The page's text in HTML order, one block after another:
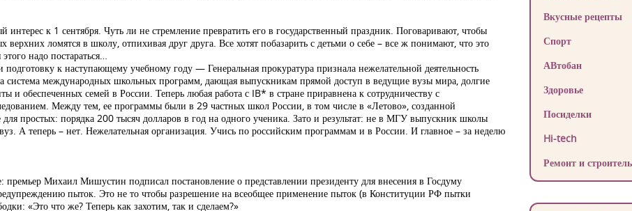
к 1 сентября. Чуть ли не стремление превратить его в государственный праздник. Поговаривают, чтобы
ломятся в школу, отпихивая друг друга. Все хотят побазарить с детьми о себе – все ж понимают, что это
надо постараться…
к наступающему учебному году — Генеральная прокуратура признала нежелательной деятельность
международных школьных программ, дающая выпускникам прямой доступ в ведущие вузы мира, долгие
обеспеченных семей в России. Теперь любая работа с IB* в стране приравнена к сотрудничеству с
Между тем, ее программы были в 29 частных школ России, в том числе в «Летово», созданной
простых: порядка 200 тысяч долларов в год на одного ученика. Зато и результат: не в МГУ выпускник школы
А теперь – нет. Нежелательная организация. Учись по российским программам и в России. И главное – за неделю
Михаил Мишустин подписал постановление о представлении президенту для внесения в Госдуму
пыток. Это не то чтобы разрешение на всеобщее применение пыток (в Конституции РФ пытки
«Это что же? Теперь как захотим, так и сделаем?»
Вкусные рецепты
Спорт
АВтобан
Здоровье
Посиделки
Hi-tech
Ремонт и